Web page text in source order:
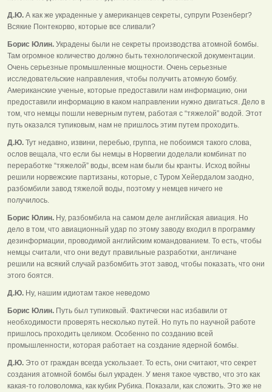
Д.Ю. А как же украденные у американцев секреты, супруги Розенберг?
Всякие Понтекорво, которые все сливали?
Борис Юлин. Украдены были не секреты производства атомной бомбы.
Там огромное количество должно быть технологической документации.
Очень серьезные промышленные мощности. Очень серьезные
исследовательские направления, чтобы получить атомную бомбу.
Американские ученые, которые предоставили нам информацию, они
предоставили информацию в каком направлении нужно двигаться. Дело в
том, что немцы пошли неверным путем, работая с “тяжелой” водой. Этот
путь оказался тупиковым, нам не пришлось этим путем проходить.
Д.Ю. Тут недавно, извини, перебью, группа, не побоимся такого слова,
ослов вещала, что если бы немцы в Норвегии доделали комбинат по
переработке “тяжелой” воды, всем нам были бы кранты. Исход войны
решили норвежские партизаны, которые, с Туром Хейердалом заодно,
разбомбили завод тяжелой воды, поэтому у немцев ничего не
получилось.
Борис Юлин. Ну, разбомбила на самом деле английская авиация. Но
дело в том, что авиационный удар по этому заводу входил в программу
дезинформации, проводимой английским командованием. То есть, чтобы
немцы считали, что они ведут правильные разработки, англичане
решили на всякий случай разбомбить этот завод, чтобы показать, что они
этого боятся.
Д.Ю. Ну, нашим идиотам такое неведомо
Борис Юлин. Путь был тупиковый. Фактически нас избавили от
необходимости проверять несколько путей. Но путь по научной работе
пришлось проходить целиком. Особенно по созданию всей
промышленности, которая работает на создание ядерной бомбы.
Д.Ю. Это от граждан всегда ускользает. То есть, они считают, что секрет
создания атомной бомбы был украден. У меня такое чувство, что это как
какая-то головоломка, как кубик Рубика. Показали, как сложить. Это же не